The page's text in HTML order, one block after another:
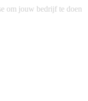
om jouw bedrijf te doen